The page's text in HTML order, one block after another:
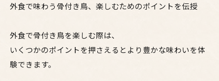
外食で味わう骨付き鳥、楽しむためのポイントを伝授
外食で骨付き鳥を楽しむ際は、
いくつかのポイントを押さえるとより豊かな味わいを体
験できます。